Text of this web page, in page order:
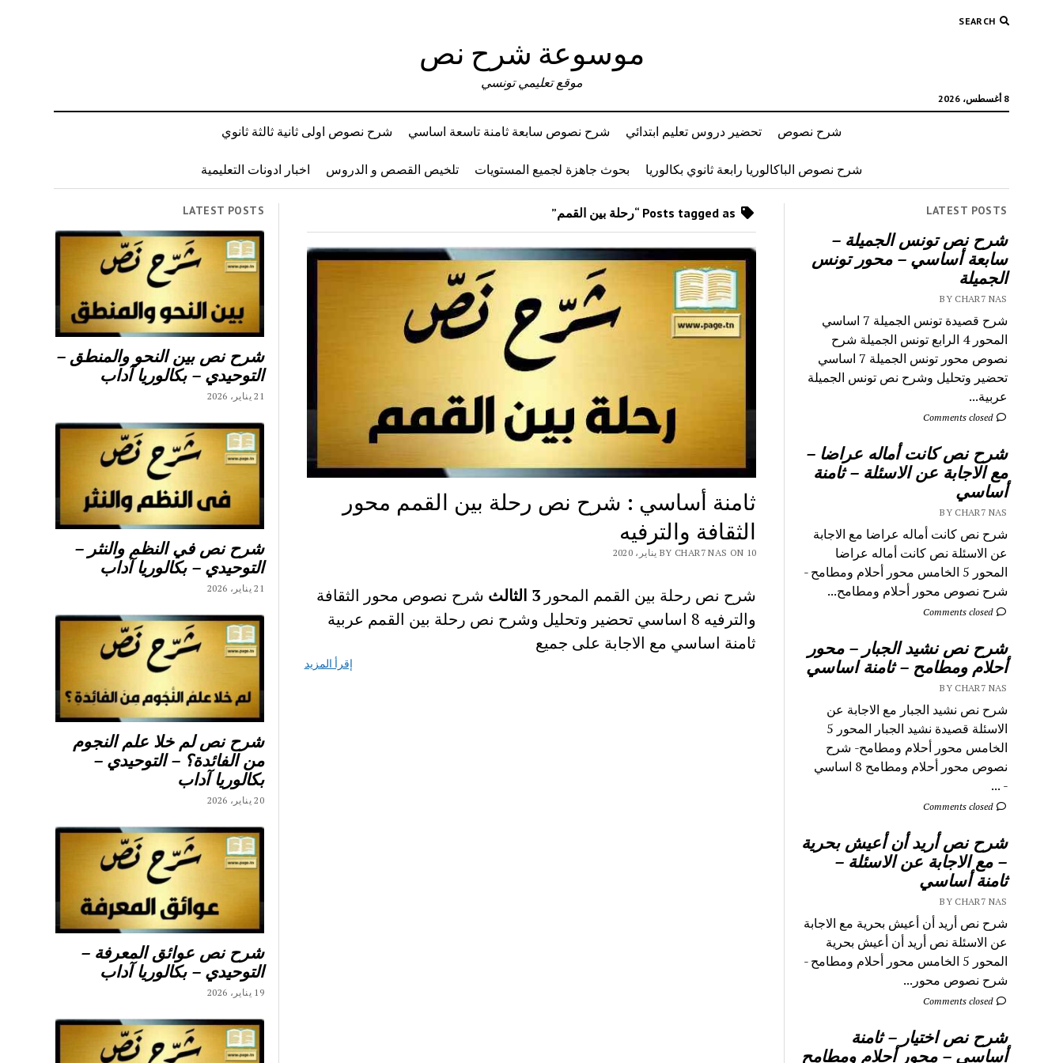
SEARCH
موسوعة شرح نص
8 أغسطس، 2026
موقع تعليمي تونسي
شرح نصوص تحضير دروس تعليم ابتدائي شرح نصوص سابعة ثامنة تاسعة اساسي شرح نصوص اولى ثانية ثالثة ثانوي
شرح نصوص الباكالوريا رابعة ثانوي بكالوريا بحوث جاهزة لجميع المستويات تلخيص القصص و الدروس اخبار ادونات التعليمية
LATEST POSTS
شرح نص تونس الجميلة –
سابعة أساسي – محور تونس
الجميلة
BY CHAR7 NAS
شرح قصيدة تونس الجميلة 7 اساسي
المحور 4 الرابع تونس الجميلة شرح
نصوص محور تونس الجميلة 7 اساسي
تحضير وتحليل وشرح نص تونس الجميلة
عربية...
Comments closed
شرح نص كانت أماله عراضا –
مع الاجابة عن الاسئلة – ثامنة
أساسي
BY CHAR7 NAS
شرح نص كانت أماله عراضا مع الاجابة
عن الاسئلة نص كانت أماله عراضا
المحور 5 الخامس محور أحلام ومطامح -
شرح نصوص محور أحلام ومطامح...
Comments closed
شرح نص نشيد الجبار – محور
أحلام ومطامح – ثامنة اساسي
BY CHAR7 NAS
شرح نص نشيد الجبار مع الاجابة عن
الاسئلة قصيدة نشيد الجبار المحور 5
الخامس محور أحلام ومطامح- شرح
نصوص محور أحلام ومطامح 8 اساسي
- ...
Comments closed
شرح نص أريد أن أعيش بحرية
– مع الاجابة عن الاسئلة –
ثامنة أساسي
BY CHAR7 NAS
شرح نص أريد أن أعيش بحرية مع الاجابة
عن الاسئلة نص أريد أن أعيش بحرية
المحور 5 الخامس محور أحلام ومطامح -
شرح نصوص محور...
Comments closed
شرح نص اختيار – ثامنة
أساسي – محور أحلام ومطامح
ثامنة أساسي : شرح نص رحلة بين القمم محور
الثقافة والترفيه
BY CHAR7 NAS ON 10 يناير، 2020
شرح نص رحلة بين القمم المحور 3 الثالث شرح نصوص محور الثقافة
والترفيه 8 اساسي تحضير وتحليل وشرح نص رحلة بين القمم عربية
ثامنة اساسي مع الاجابة على جميع
إقرأ المزيد
LATEST POSTS
شرح نص بين النحو والمنطق –
التوحيدي – بكالوريا آداب
21 يناير، 2026
شرح نص في النظم والنثر –
التوحيدي – بكالوريا آداب
21 يناير، 2026
شرح نص لم خلا علم النجوم
من الفائدة؟ – التوحيدي –
بكالوريا آداب
20 يناير، 2026
شرح نص عوائق المعرفة –
التوحيدي – بكالوريا آداب
19 يناير، 2026